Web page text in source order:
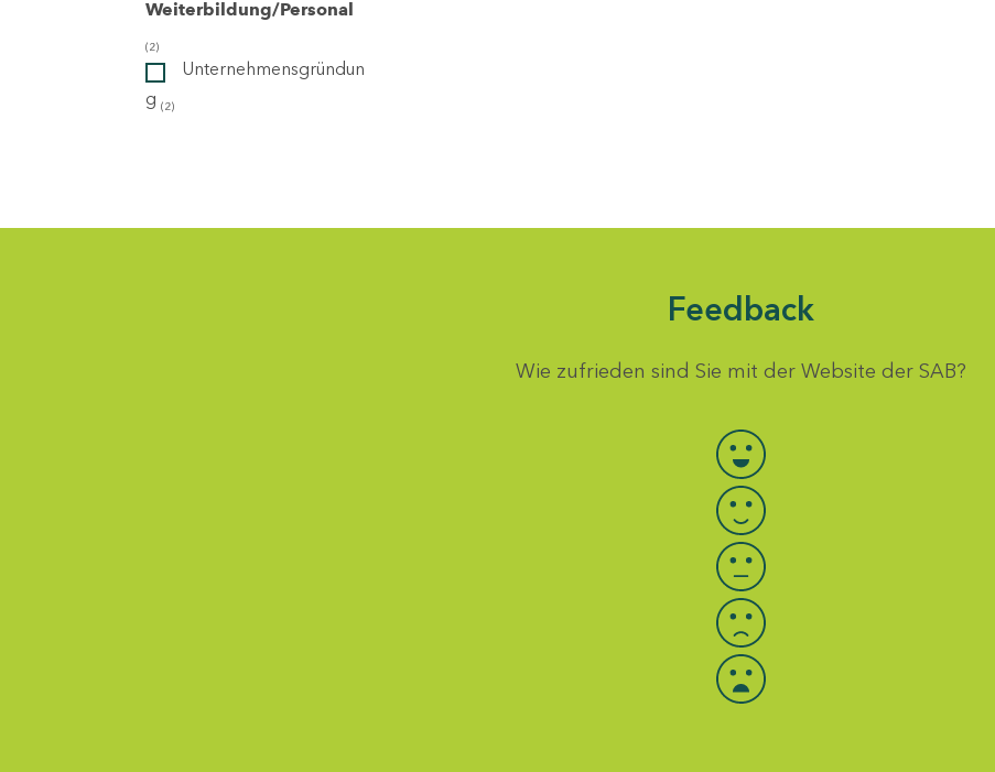
Weiterbildung/Personal
(2)
Unternehmensgründun
g (2)
Feedback
Wie zufrieden sind Sie mit der Website der SAB?
Bewertung auswählen